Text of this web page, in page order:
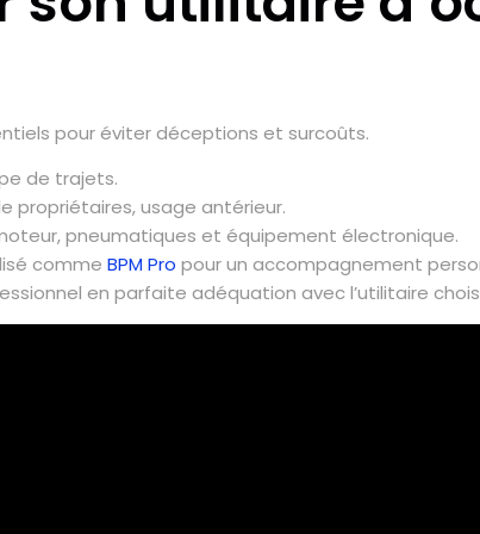
pour éviter déceptions et surcoûts.
de trajets.
propriétaires, usage antérieur.
pneumatiques et équipement électronique.
comme BPM Pro pour un accompagnement
en parfaite adéquation avec l’utilitaire